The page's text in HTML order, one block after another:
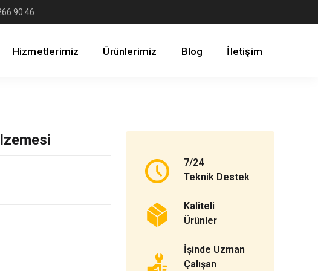
90 46
Hizmetlerimiz Ürünlerimiz Blog İletişim
7/24
Teknik Destek
Kaliteli
Ürünler
İşinde Uzman
Çalışan